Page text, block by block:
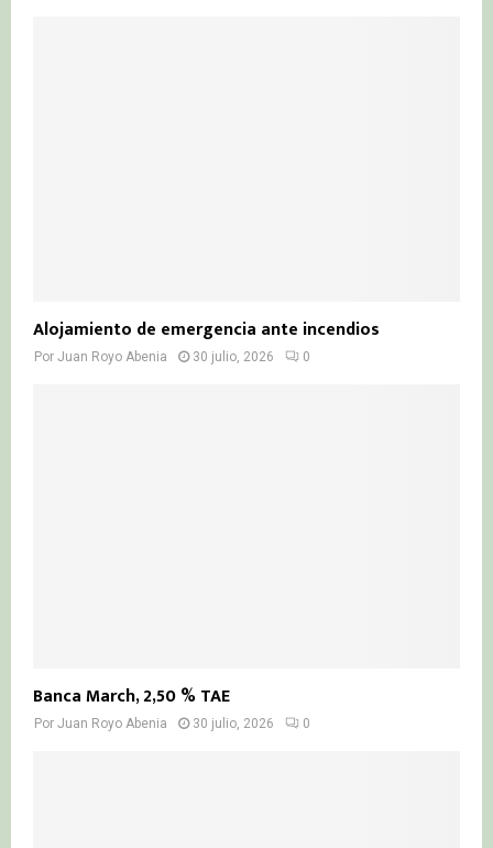
Alojamiento de emergencia ante incendios
Por Juan Royo Abenia 30 julio, 2026 0
Banca March, 2,50 % TAE
Por Juan Royo Abenia 30 julio, 2026 0